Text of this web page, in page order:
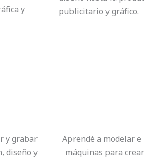
y
publicitario y gráfico.
y grabar
diseño y
Aprendé a modelar
máquinas para